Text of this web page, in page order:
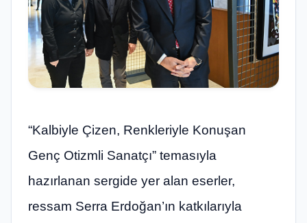
“Kalbiyle Çizen, Renkleriyle Konuşan
Genç Otizmli Sanatçı” temasıyla
hazırlanan sergide yer alan eserler,
ressam Serra Erdoğan’ın katkılarıyla